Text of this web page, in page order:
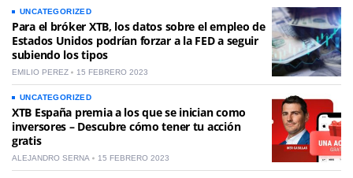
UNCATEGORIZED
Para el bróker XTB, los datos sobre el empleo de
Estados Unidos podrían forzar a la FED a seguir
subiendo los tipos
EMILIO PEREZ 15 FEBRERO 2023
UNCATEGORIZED
XTB España premia a los que se inician como
inversores – Descubre cómo tener tu acción
gratis
ALEJANDRO SERNA 15 FEBRERO 2023